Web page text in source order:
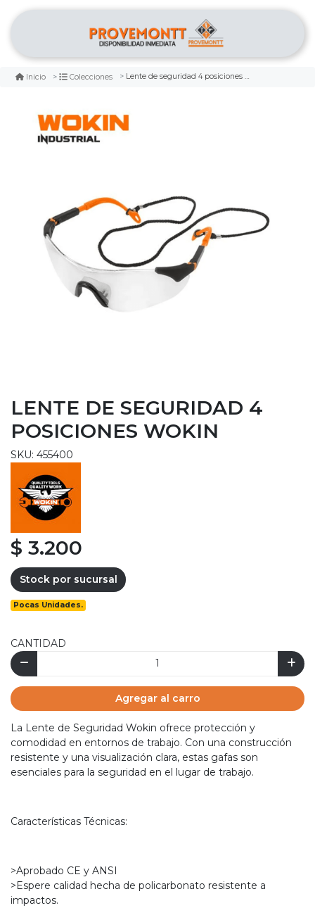
Inicio Colecciones Lente de seguridad 4 posiciones wokin
LENTE DE SEGURIDAD 4
POSICIONES WOKIN
SKU: 455400
$ 3.200
Stock por sucursal
Pocas Unidades.
CANTIDAD
Agregar al carro
La Lente de Seguridad Wokin ofrece protección y
comodidad en entornos de trabajo. Con una construcción
resistente y una visualización clara, estas gafas son
esenciales para la seguridad en el lugar de trabajo.
Características Técnicas:
>Aprobado CE y ANSI
>Espere calidad hecha de policarbonato resistente a
impactos.